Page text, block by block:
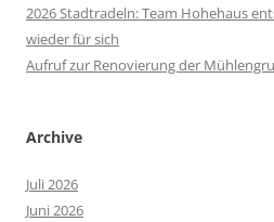
2026 Stadtradeln: Team Hohehaus
wieder für sich
Aufruf zur Renovierung der
Archive
Juli 2026
Juni 2026